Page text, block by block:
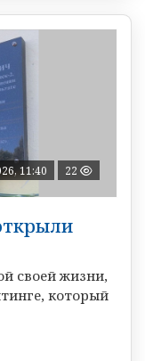
11:40 22
своей жизни,
который